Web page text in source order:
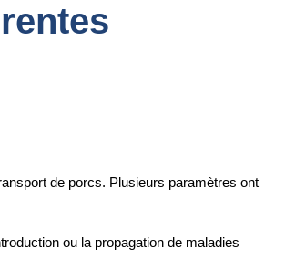
de porcs. Plusieurs paramètres ont
ou la propagation de maladies